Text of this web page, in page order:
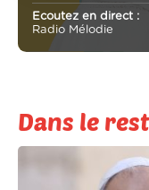
Ecoutez en direct :
Radio Mélodie
Dans le